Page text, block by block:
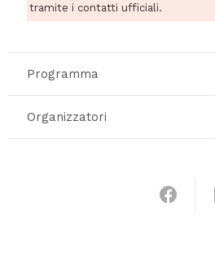
tramite i contatti ufficiali.
Programma
Organizzatori